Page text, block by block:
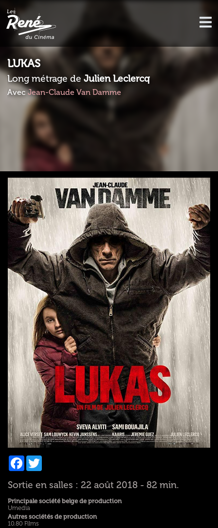
LUKAS
Long métrage de Julien Leclercq
AvecJean-Claude Van Damme
Facebook
Twitter
Sortie en salles : 22 août 2018 - 82 min.
Principale société belge de production
Umedia
Autres sociétés de production
10.80 Films